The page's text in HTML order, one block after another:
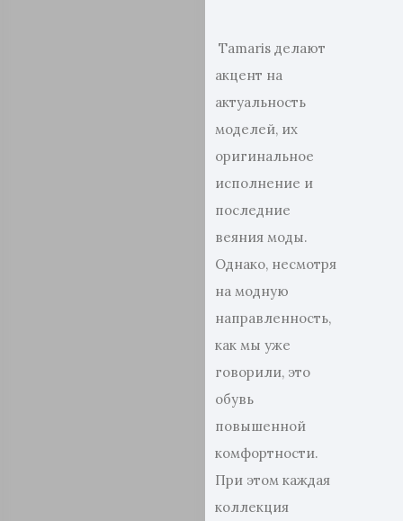
Tamaris делают
акцент на
актуальность
моделей, их
оригинальное
исполнение и
последние
веяния моды.
Однако, несмотря
на модную
направленность,
как мы уже
говорили, это
обувь
повышенной
комфортности.
При этом каждая
коллекция